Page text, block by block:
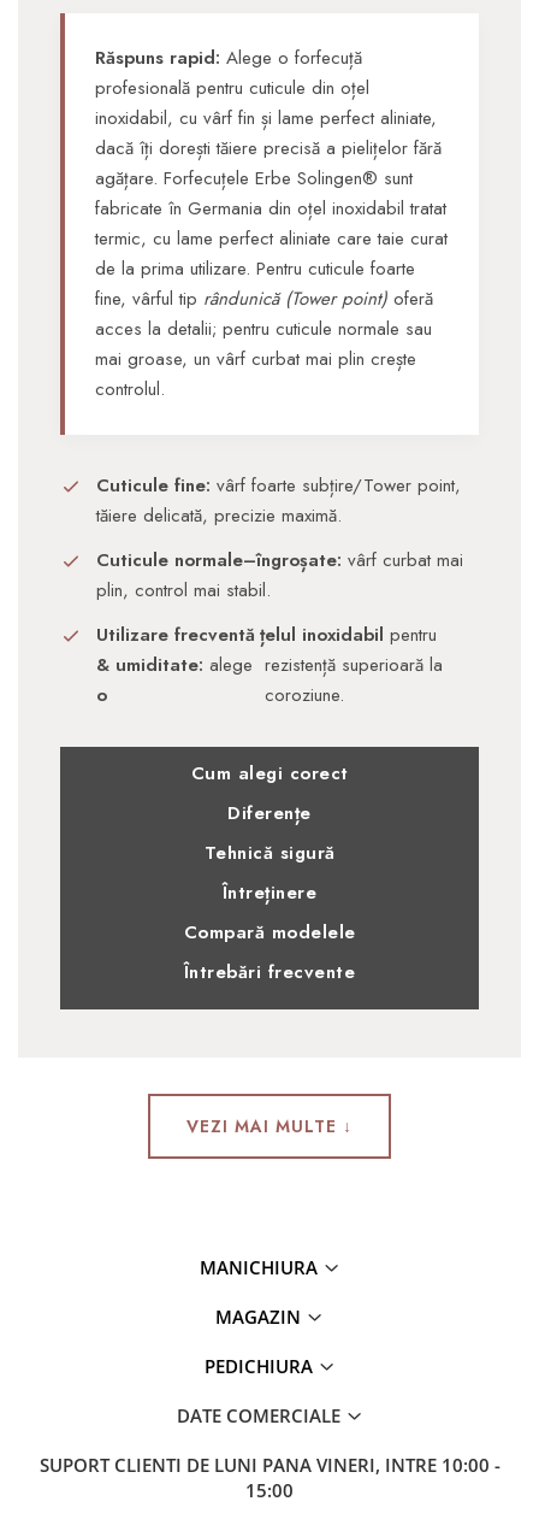
Răspuns rapid: Alege o forfecuță
profesională pentru cuticule din oțel
inoxidabil, cu vârf fin și lame perfect aliniate,
dacă îți dorești tăiere precisă a pielițelor fără
agățare. Forfecuțele Erbe Solingen® sunt
fabricate în Germania din oțel inoxidabil tratat
termic, cu lame perfect aliniate care taie curat
de la prima utilizare. Pentru cuticule foarte
fine, vârful tip rândunică (Tower point) oferă
acces la detalii; pentru cuticule normale sau
mai groase, un vârf curbat mai plin crește
controlul.
Cuticule fine: vârf foarte subțire/Tower point,
tăiere delicată, precizie maximă.
Cuticule normale–îngroșate: vârf curbat mai
plin, control mai stabil.
Utilizare frecventă
& umiditate: alege
o
țelul inoxidabil pentru
rezistență superioară la
coroziune.
Cum alegi corect
Diferențe
Tehnică sigură
Întreținere
Compară modelele
Întrebări frecvente
VEZI MAI MULTE ↓
MANICHIURA
MAGAZIN
PEDICHIURA
DATE COMERCIALE
SUPORT CLIENTI DE LUNI PANA VINERI, INTRE 10:00 -
15:00